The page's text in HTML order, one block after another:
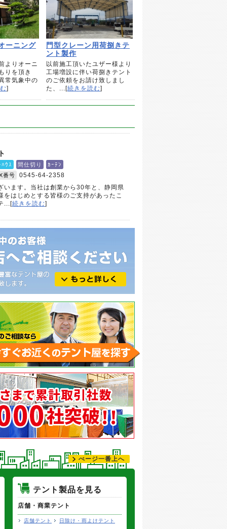
ーニング
よりオーニ
りを頂き
常気象中の
]
門型クレーン用荷捌きテ
ント製作
以前施工頂いたユザー様より
工場増設に伴い荷捌きテント
のご依頼をお請け致しまし
た、...[続きを読む]
ﾊｳｽ 間仕切り
ｶｰﾃﾝ
番号
0545-64-2358
います。当社は創業から30年と、静岡県
はじめとする皆様のご支持があったこ
...[続きを読む]
ぺージ一番上へ
テント製品を見る
店舗・商業テント
店舗テント 日除け・雨よけテント